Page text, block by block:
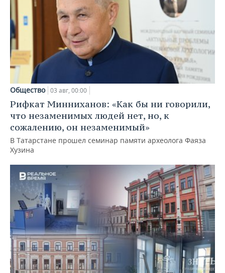
Общество 03 авг, 00:00
Рифкат Минниханов: «Как бы ни говорили,
что незаменимых людей нет, но, к
сожалению, он незаменимый»
В Татарстане прошел семинар памяти археолога Фаяза
Хузина